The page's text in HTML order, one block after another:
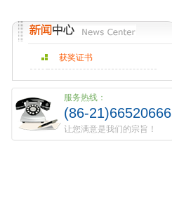
获奖证书
服务热线：
(86-21)66520666
让您满意是我们的宗旨！